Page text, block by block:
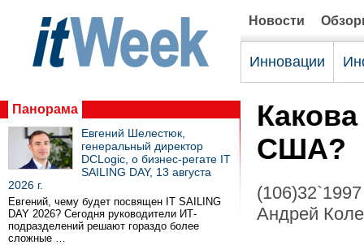
Новости
Инновации
Панорама
Евгений Шелестюк,
генеральный директор
DCLogic, о бизнес-регате IT
SAILING DAY, 13 августа
2026 г.
Евгений, чему будет посвящен IT SAILING
DAY 2026? Сегодня руководители ИТ-
подразделений решают гораздо более
сложные …
США?
(106)32`1997
Андрей